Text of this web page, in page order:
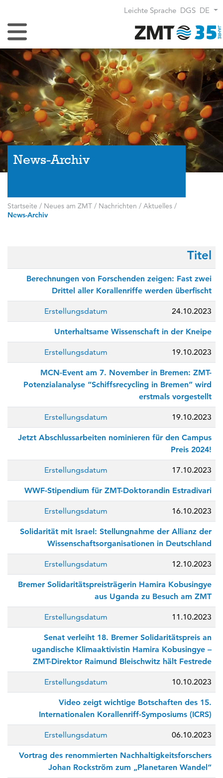
Leichte Sprache DGS DE
Navigation umschalten
News-Archiv
Startseite / Neues am ZMT / Nachrichten / Aktuelles /
News-Archiv
Titel
Berechnungen von Forschenden zeigen: Fast zwei
Drittel aller Korallenriffe werden überfischt
Erstellungsdatum 24.10.2023
Unterhaltsame Wissenschaft in der Kneipe
Erstellungsdatum 19.10.2023
MCN-Event am 7. November in Bremen: ZMT-
Potenzialanalyse “Schiffsrecycling in Bremen” wird
erstmals vorgestellt
Erstellungsdatum 19.10.2023
Jetzt Abschlussarbeiten nominieren für den Campus
Preis 2024!
Erstellungsdatum 17.10.2023
WWF-Stipendium für ZMT-Doktorandin Estradivari
Erstellungsdatum 16.10.2023
Solidarität mit Israel: Stellungnahme der Allianz der
Wissenschaftsorganisationen in Deutschland
Erstellungsdatum 12.10.2023
Bremer Solidaritätspreisträgerin Hamira Kobusingye
aus Uganda zu Besuch am ZMT
Erstellungsdatum 11.10.2023
Senat verleiht 18. Bremer Solidaritätspreis an
ugandische Klimaaktivistin Hamira Kobusingye –
ZMT-Direktor Raimund Bleischwitz hält Festrede
Erstellungsdatum 10.10.2023
Video zeigt wichtige Botschaften des 15.
Internationalen Korallenriff-Symposiums (ICRS)
Erstellungsdatum 06.10.2023
Vortrag des renommierten Nachhaltigkeitsforschers
Johan Rockström zum „Planetaren Wandel“